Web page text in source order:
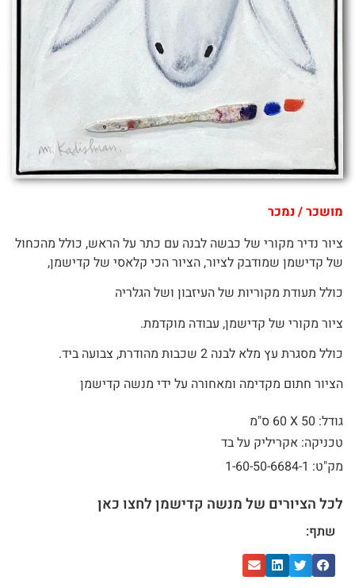
מושכר / נמכר
ציור נדיר מקורי של כבשה לבנה עם כתר על הראש, כולל מהכחול
של קדישמן שמודבק לציור, הציור הכי קלאסי של קדישמן,
כולל תעודת מקוריות של העיזבון ושל הגלריה
ציור מקורי של קדישמן, עבודה מוקדמת.
כולל מסגרת עץ מלא לבנה 2 שכבות מהודרת, צבועה ביד.
הציור חתום מקדימה ומאחורה על ידי מנשה קדישמן
גודל: 50 X
60 ס"מ
טכניקה: אקריליק על בד
מק"ט: 1-60-50-6684-1
לכל הציורים של מנשה קדישמן לחצו כאן
שתף: